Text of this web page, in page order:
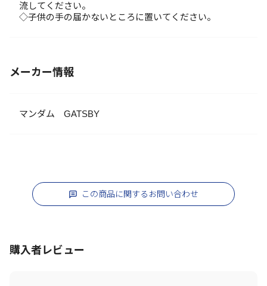
流してください。
◇子供の手の届かないところに置いてください。
メーカー情報
マンダム GATSBY
この商品に関するお問い合わせ
購入者レビュー